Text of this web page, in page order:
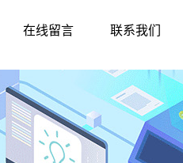
在线留言 联系我们